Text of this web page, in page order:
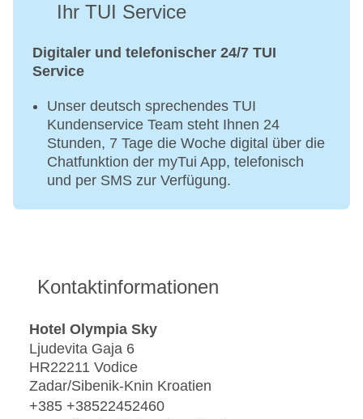
Ihr TUI Service
Digitaler und telefonischer 24/7 TUI
Service
Unser deutsch sprechendes TUI
Kundenservice Team steht Ihnen 24
Stunden, 7 Tage die Woche digital über die
Chatfunktion der myTui App, telefonisch
und per SMS zur Verfügung.
Kontaktinformationen
Hotel Olympia Sky
Ljudevita Gaja 6
HR22211 Vodice
Zadar/Sibenik-Knin Kroatien
+385 +38522452460